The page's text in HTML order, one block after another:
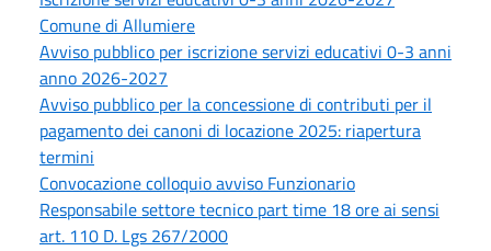
Comune di Allumiere
Avviso pubblico per iscrizione servizi educativi 0-3 anni
anno 2026-2027
Avviso pubblico per la concessione di contributi per il
pagamento dei canoni di locazione 2025: riapertura
termini
Convocazione colloquio avviso Funzionario
Responsabile settore tecnico part time 18 ore ai sensi
art. 110 D. Lgs 267/2000